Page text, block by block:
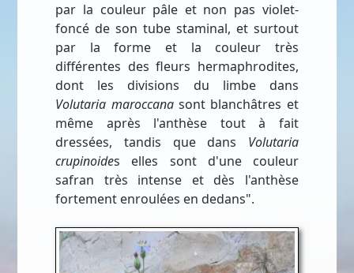
par la couleur pâle et non pas violet-
foncé de son tube staminal, et surtout
par la forme et la couleur très
différentes des fleurs hermaphrodites,
dont les divisions du limbe dans
Volutaria maroccanasont blanchâtres et
même après l'anthèse tout à fait
dressées, tandis que dans Volutaria
crupinoides elles sont d'une couleur
safran très intense et dès l'anthèse
fortement enroulées en dedans".